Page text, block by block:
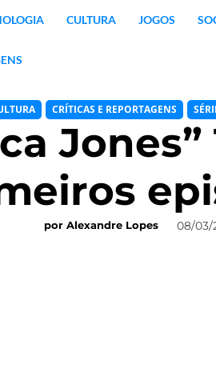
CULTURA JOGOS
CRÍTICAS E REPORTAGENS
por Alexandre Lopes 08/03/